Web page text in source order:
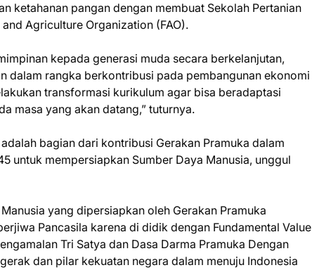
ketahanan pangan dengan membuat Sekolah Pertanian
Agriculture Organization (FAO).
kepada generasi muda secara berkelanjutan,
dalam rangka berkontribusi pada pembangunan ekonomi
transformasi kurikulum agar bisa beradaptasi
masa yang akan datang,” tuturnya.
bagian dari kontribusi Gerakan Pramuka dalam
untuk mempersiapkan Sumber Daya Manusia, unggul
yang dipersiapkan oleh Gerakan Pramuka
Pancasila karena di didik dengan Fundamental Value
Tri Satya dan Dasa Darma Pramuka Dengan
dan pilar kekuatan negara dalam menuju Indonesia